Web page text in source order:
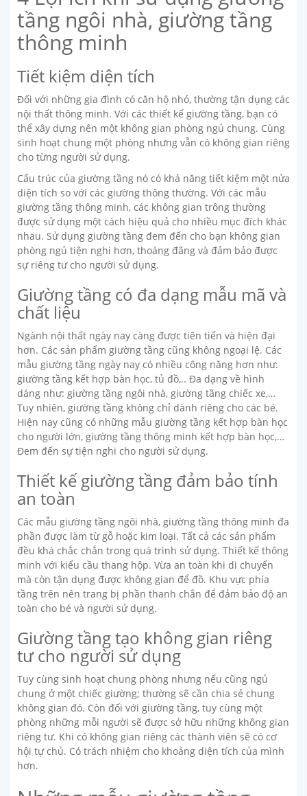
tầng ngôi nhà, giường tầng
thông minh
Tiết kiệm diện tích
Đối với những gia đình có căn hộ nhỏ, thường tận dụng các
nội thất thông minh. Với các thiết kế giường tầng, bạn có
thể xây dựng nên một không gian phòng ngủ chung. Cùng
sinh hoạt chung một phòng nhưng vẫn có không gian riêng
cho từng người sử dụng.
Cấu trúc của giường tầng nó có khả năng tiết kiệm một nửa
diện tích so với các giường thông thường. Với các mẫu
giường tầng thông minh, các không gian trông thường
được sử dụng một cách hiệu quả cho nhiều mục đích khác
nhau. Sử dụng giường tầng đem đến cho bạn không gian
phòng ngủ tiện nghi hơn, thoáng đãng và đảm bảo được
sự riêng tư cho người sử dụng.
Giường tầng có đa dạng mẫu mã và
chất liệu
Ngành nội thất ngày nay càng được tiên tiến và hiện đại
hơn. Các sản phẩm giường tầng cũng không ngoại lệ. Các
mẫu giường tầng ngày nay có nhiều công năng hơn như:
giường tầng kết hợp bàn học, tủ đồ,.. Đa dạng về hình
dáng như: giường tầng ngôi nhà, giường tầng chiếc xe,…
Tuy nhiên, giường tầng không chỉ dành riêng cho các bé.
Hiện nay cũng có những mẫu giường tầng kết hợp bàn học
cho người lớn, giường tầng thông minh kết hợp bàn học,…
Đem đến sự tiện nghi cho người sử dụng.
Thiết kế giường tầng đảm bảo tính
an toàn
Các mẫu giường tầng ngôi nhà, giường tầng thông minh đa
phần được làm từ gỗ hoặc kim loại. Tất cả các sản phẩm
đều khá chắc chắn trong quá trình sử dụng. Thiết kế thông
minh với kiểu cầu thang hộp. Vừa an toàn khi di chuyển
mà còn tận dụng được không gian để đồ. Khu vực phía
tầng trên nên trang bị phần thanh chắn để đảm bảo độ an
toàn cho bé và người sử dụng.
Giường tầng tạo không gian riêng
tư cho người sử dụng
Tuy cùng sinh hoạt chung phòng nhưng nếu cũng ngủ
chung ở một chiếc giường; thường sẽ cần chia sẻ chung
không gian đó. Còn đối với giường tầng, tuy cùng một
phòng những mỗi người sẽ được sở hữu những không gian
riêng tư. Khi có không gian riêng các thành viên sẽ có cơ
hội tự chủ. Có trách nhiệm cho khoảng diện tích của mình
hơn.